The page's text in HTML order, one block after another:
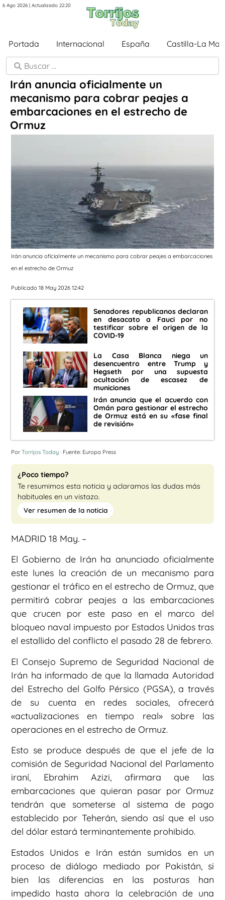
6 Ago 2026 | Actualizado 22:20
Portada Internacional España Castilla-La
Irán anuncia oficialmente un
mecanismo para cobrar peajes a
embarcaciones en el estrecho de
Ormuz
Irán anuncia oficialmente un mecanismo para cobrar peajes a embarcaciones
en el estrecho de Ormuz
Publicado 18 May 2026 12:42
Senadores republicanos declaran
en desacato a Fauci por no
testificar sobre el origen de la
COVID-19
La Casa Blanca niega un
desencuentro entre Trump y
Hegseth por una supuesta
ocultación de escasez de
municiones
Irán anuncia que el acuerdo con
Omán para gestionar el estrecho
de Ormuz está en su «fase final
de revisión»
Por Torrijos Today · Fuente: Europa Press
¿Poco tiempo?
Te resumimos esta noticia y aclaramos las dudas más
habituales en un vistazo.
Ver resumen de la noticia
MADRID 18 May. –
El Gobierno de Irán ha anunciado oficialmente
este lunes la creación de un mecanismo para
gestionar el tráfico en el estrecho de Ormuz, que
permitirá cobrar peajes a las embarcaciones
que crucen por este paso en el marco del
bloqueo naval impuesto por Estados Unidos tras
el estallido del conflicto el pasado 28 de febrero.
El Consejo Supremo de Seguridad Nacional de
Irán ha informado de que la llamada Autoridad
del Estrecho del Golfo Pérsico (PGSA), a través
de su cuenta en redes sociales, ofrecerá
«actualizaciones en tiempo real» sobre las
operaciones en el estrecho de Ormuz.
Esto se produce después de que el jefe de la
comisión de Seguridad Nacional del Parlamento
iraní, Ebrahim Azizi, afirmara que las
embarcaciones que quieran pasar por Ormuz
tendrán que someterse al sistema de pago
establecido por Teherán, siendo así que el uso
del dólar estará terminantemente prohibido.
Estados Unidos e Irán están sumidos en un
proceso de diálogo mediado por Pakistán, si
bien las diferencias en las posturas han
impedido hasta ahora la celebración de una